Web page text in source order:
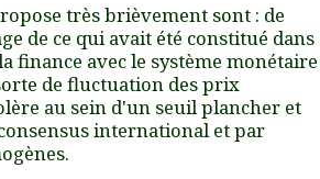
très brièvement sont : de
de ce qui avait été constitué dans
finance avec le système monétaire
de fluctuation des prix
au sein d'un seuil plancher et
international et par